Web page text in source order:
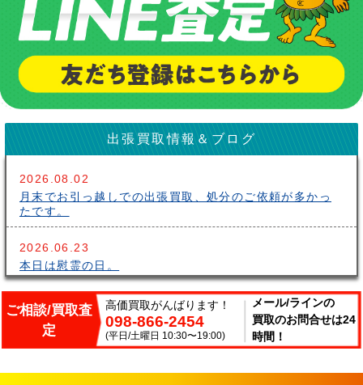
出張買取情報＆ブログ
2026.08.02
月末でお引っ越しでの出張買取、処分のご依頼が多かっ
たです。
2026.06.23
本日は慰霊の日。
2026.06.14
こんにちはサークルです。梅雨が長いですね～。雨の中
出張買取頑張ってます。
2026.06.07
ご相談/買取査
定
高価買取がんばります！
098-866-2454
(平日/土曜日 10:30〜19:00)
メール/ラインの
買取のお問合せは24
時間！